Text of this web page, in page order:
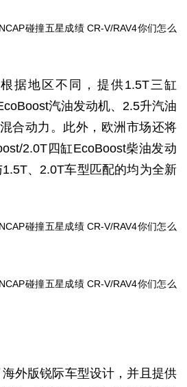
据地区不同，提供1.5T三缸
汽油发动机、2.5升汽油
合动力。此外，欧洲市场还将
2.0T四缸EcoBoost柴油发动
、2.0T车型匹配的均为全新
外版锐际车型设计，并且提供